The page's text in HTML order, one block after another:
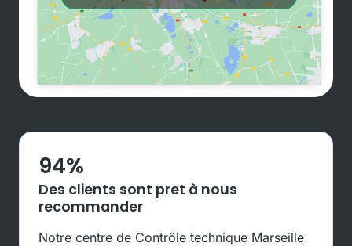
94%
Des clients sont pret à nous
recommander
Notre centre de Contrôle technique Marseille